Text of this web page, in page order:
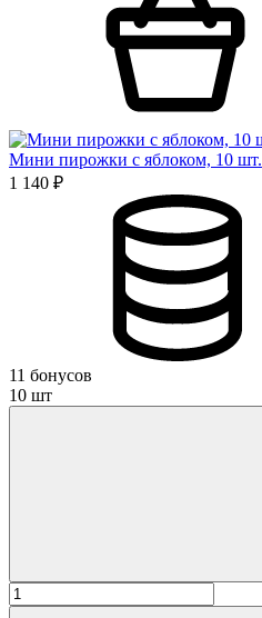
Мини пирожки с яблоком, 10 шт.
1 140 ₽
11 бонусов
10 шт